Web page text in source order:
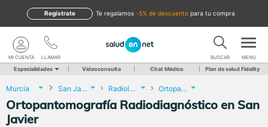
te regalamos -5% de descuento para tu compra
Regístrate
LLAMAR
MI CUENTA BUSCAR MENU
Especialidades Videoconsulta Chat Médico Plan de salud Fidelity
Murcia San Javier Radiología Ortopantomografía Radiodiagnóstico
Ortopantomografía Radiodiagnóstico en San
Javier